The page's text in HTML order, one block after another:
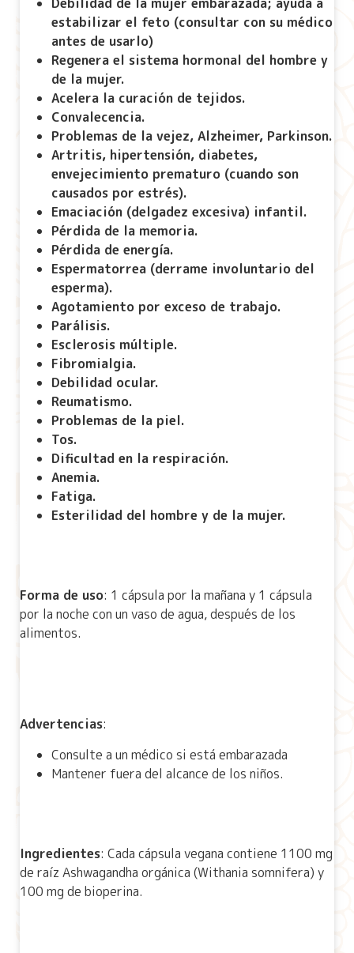
Debilidad de la mujer embarazada; ayuda a
estabilizar el feto (consultar con su médico
antes de usarlo)
Regenera el sistema hormonal del hombre y
de la mujer.
Acelera la curación de tejidos.
Convalecencia.
Problemas de la vejez, Alzheimer, Parkinson.
Artritis, hipertensión, diabetes,
envejecimiento prematuro (cuando son
causados por estrés).
Emaciación (delgadez excesiva) infantil.
Pérdida de la memoria.
Pérdida de energía.
Espermatorrea (derrame involuntario del
esperma).
Agotamiento por exceso de trabajo.
Parálisis.
Esclerosis múltiple.
Fibromialgia.
Debilidad ocular.
Reumatismo.
Problemas de la piel.
Tos.
Dificultad en la respiración.
Anemia.
Fatiga.
Esterilidad del hombre y de la mujer.
Forma de uso: 1 cápsula por la mañana y 1 cápsula
por la noche con un vaso de agua, después de los
alimentos.
Advertencias:
Consulte a un médico si está embarazada
Mantener fuera del alcance de los niños.
Ingredientes: Cada cápsula vegana contiene 1100 mg
de raíz Ashwagandha orgánica (Withania somnifera) y
100 mg de bioperina.